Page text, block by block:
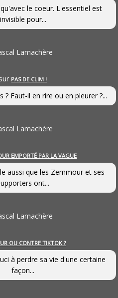
le coeur. L'essentiel est
invisible pour...
Lamachère
sur PAS DE CLIM !
? Faut-il en rire ou en pleurer ?...
Lamachère
EMPORTÉ PAR LA VAGUE
aussi que les Zemmour et ses
ont...
Lamachère
OU CONTRE TIKTOK ?
à perdre sa vie d'une certaine
façon...